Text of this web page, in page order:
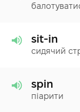
sit-in
сидячий
spin
піарити